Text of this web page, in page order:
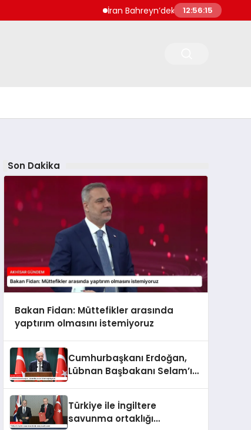
İran Bahreyn’deki Şeyh İsa Üssü’nü
12:56:15
Son Dakika
Bakan Fidan: Müttefikler arasında
yaptırım olmasını istemiyoruz
Cumhurbaşkanı Erdoğan,
Lübnan Başbakanı Selam’ı
Türkiye ile İngiltere
savunma ortaklığı